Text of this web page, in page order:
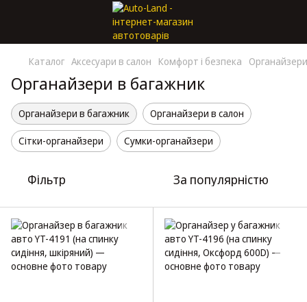
Каталог Аксесуари в салон Комфорт і безпека
Органайзери в багажник
Органайзери в багажник Органайзери в салон
Сітки-органайзери Сумки-органайзери
Фільтр За популярністю